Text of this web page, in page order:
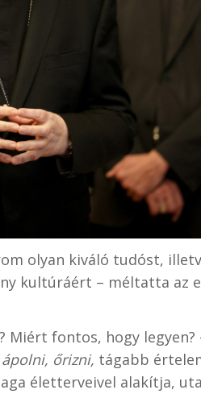
olyan kiváló tudóst,
kultúráért – méltatta az
Miért fontos, hogy
őrizni, tágabb
életterveivel alakítja,